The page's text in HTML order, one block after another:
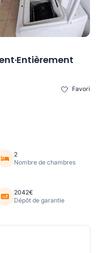
Favori
2
Nombre de chambres
2042€
Dépôt de garantie